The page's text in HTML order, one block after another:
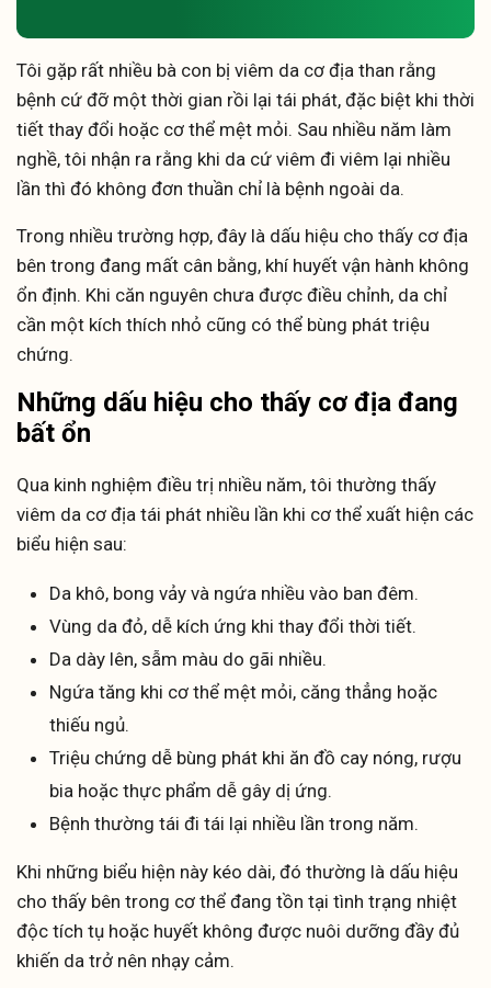
Tôi gặp rất nhiều bà con bị viêm da cơ địa than rằng
bệnh cứ đỡ một thời gian rồi lại tái phát, đặc biệt khi thời
tiết thay đổi hoặc cơ thể mệt mỏi. Sau nhiều năm làm
nghề, tôi nhận ra rằng khi da cứ viêm đi viêm lại nhiều
lần thì đó không đơn thuần chỉ là bệnh ngoài da.
Trong nhiều trường hợp, đây là dấu hiệu cho thấy cơ địa
bên trong đang mất cân bằng, khí huyết vận hành không
ổn định. Khi căn nguyên chưa được điều chỉnh, da chỉ
cần một kích thích nhỏ cũng có thể bùng phát triệu
chứng.
Những dấu hiệu cho thấy cơ địa đang
bất ổn
Qua kinh nghiệm điều trị nhiều năm, tôi thường thấy
viêm da cơ địa tái phát nhiều lần khi cơ thể xuất hiện các
biểu hiện sau:
Da khô, bong vảy và ngứa nhiều vào ban đêm.
Vùng da đỏ, dễ kích ứng khi thay đổi thời tiết.
Da dày lên, sẫm màu do gãi nhiều.
Ngứa tăng khi cơ thể mệt mỏi, căng thẳng hoặc
thiếu ngủ.
Triệu chứng dễ bùng phát khi ăn đồ cay nóng, rượu
bia hoặc thực phẩm dễ gây dị ứng.
Bệnh thường tái đi tái lại nhiều lần trong năm.
Khi những biểu hiện này kéo dài, đó thường là dấu hiệu
cho thấy bên trong cơ thể đang tồn tại tình trạng nhiệt
độc tích tụ hoặc huyết không được nuôi dưỡng đầy đủ
khiến da trở nên nhạy cảm.